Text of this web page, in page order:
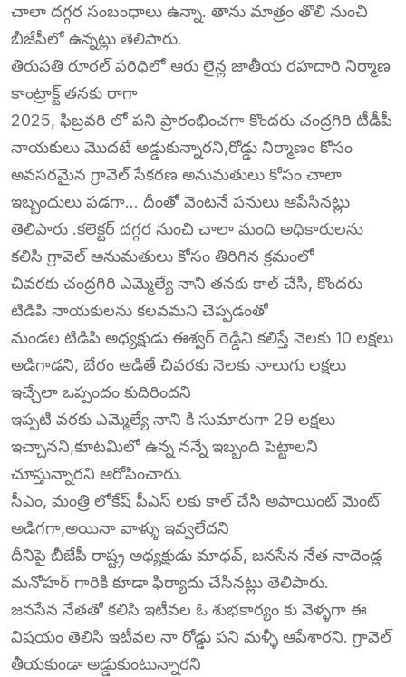
చాలా దగ్గర సంబంధాలు ఉన్నా. తాను మాత్రం తొలి నుంచి
బీజేపీలో ఉన్నట్లు తెలిపారు.
తిరుపతి రూరల్ పరిధిలో ఆరు లైన్ల జాతీయ రహదారి నిర్మాణ
కాంట్రాక్ట్ తనకు రాగా
2025, ఫిబ్రవరి లో పని ప్రారంభించగా కొందరు చంద్రగిరి టీడీపీ
నాయకులు మొదటే అడ్డుకున్నారని,రోడ్డు నిర్మాణం కోసం
అవసరమైన గ్రావెల్ సేకరణ అనుమతులు కోసం చాలా
ఇబ్బందులు పడగా… దీంతో వెంటనే పనులు ఆపేసినట్లు
తెలిపారు .కలెక్టర్ దగ్గర నుంచి చాలా మంది అధికారులను
కలిసి గ్రావెల్ అనుమతులు కోసం తిరిగిన క్రమంలో
చివరకు చంద్రగిరి ఎమ్మెల్యే నాని తనకు కాల్ చేసి, కొందరు
టిడిపి నాయకులను కలవమని చెప్పడంతో
మండల టిడిపి అధ్యక్షుడు ఈశ్వర్ రెడ్డిని కలిస్తే నెలకు 10 లక్షలు
అడిగాడని, బేరం ఆడితే చివరకు నెలకు నాలుగు లక్షలు
ఇచ్చేలా ఒప్పందం కుదిరిందని
ఇప్పటి వరకు ఎమ్మెల్యే నాని కి సుమారుగా 29 లక్షలు
ఇచ్చానని,కూటమిలో ఉన్న నన్నే ఇబ్బంది పెట్టాలని
చూస్తున్నారని ఆరోపించారు.
సీఎం, మంత్రి లోకేష్ పీఎస్ లకు కాల్ చేసి అపాయింట్ మెంట్
అడిగగా,అయినా వాళ్ళు ఇవ్వలేదని
దీనిపై బీజేపీ రాష్ట్ర అధ్యక్షుడు మాధవ్, జనసేన నేత నాదెండ్ల
మనోహర్ గారికి కూడా ఫిర్యాదు చేసినట్లు తెలిపారు.
జనసేన నేతతో కలిసి ఇటీవల ఓ శుభకార్యం కు వెళ్ళగా ఈ
విషయం తెలిసి ఇటీవల నా రోడ్డు పని మళ్ళీ ఆపేశారని. గ్రావెల్
తీయకుండా అడ్డుకుంటున్నారని